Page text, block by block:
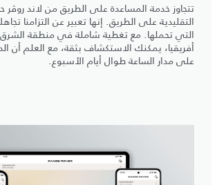
تتجاوز خدمة المساعدة على الطريق من لاند روڤر
التقليدية على الطريق. إنها تعبير عن التزامنا
التي تحملها. مع تغطية شاملة في منطقة
أفريقيا، يمكنك الاستكشاف بثقة، مع العلم أن
على مدار الساعة طوال أيام الأسبوع.